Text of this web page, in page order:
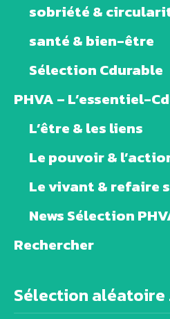
sobriété &
santé & bien-être
Sélection Cdurable
PHVA – L’essentiel-
L’être & les liens
Le pouvoir &
Le vivant & refaire
News Sélection
Rechercher
Sélection aléatoire